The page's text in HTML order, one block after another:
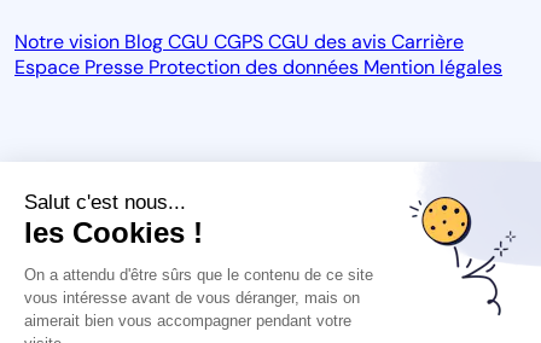
Salut c'est nous...
les Cookies !
On a attendu d'être sûrs que le contenu de ce site
vous intéresse avant de vous déranger, mais on
aimerait bien vous accompagner pendant votre
Outil marketing local
Notre vision BlogCGU CGPSCGU des avisCarrière
Espace Presse Protection des données Mention légales